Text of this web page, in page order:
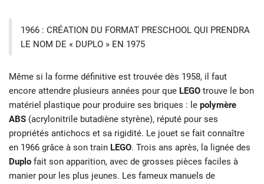
1966 : CRÉATION DU FORMAT PRESCHOOL QUI PRENDRA
LE NOM DE « DUPLO » EN 1975
Même si la forme définitive est trouvée dès 1958, il faut
encore attendre plusieurs années pour que LEGO trouve le bon
matériel plastique pour produire ses briques : le polymère
ABS (acrylonitrile butadiène styrène), réputé pour ses
propriétés antichocs et sa rigidité. Le jouet se fait connaître
en 1966 grâce à son train LEGO. Trois ans après, la lignée des
Duplo fait son apparition, avec de grosses pièces faciles à
manier pour les plus jeunes. Les fameux manuels de